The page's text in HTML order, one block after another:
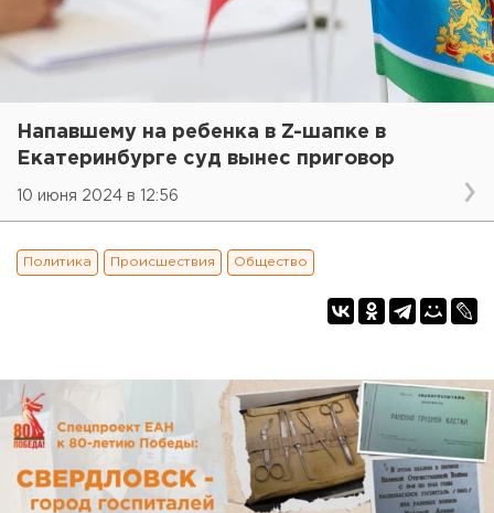
Напавшему на ребенка в Z-шапке в
Екатеринбурге суд вынес приговор
10 июня 2024 в 12:56
Политика Происшествия Общество